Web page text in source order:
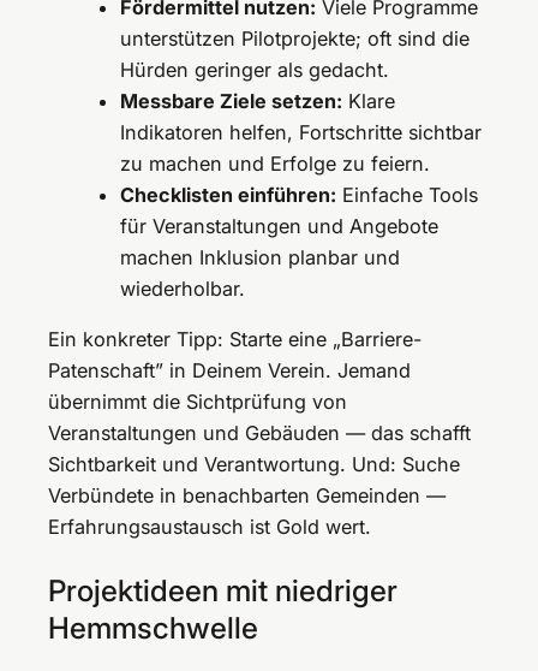
Fördermittel nutzen: Viele Programme
unterstützen Pilotprojekte; oft sind die
Hürden geringer als gedacht.
Messbare Ziele setzen: Klare
Indikatoren helfen, Fortschritte sichtbar
zu machen und Erfolge zu feiern.
Checklisten einführen: Einfache Tools
für Veranstaltungen und Angebote
machen Inklusion planbar und
wiederholbar.
Ein konkreter Tipp: Starte eine „Barriere-
Patenschaft” in Deinem Verein. Jemand
übernimmt die Sichtprüfung von
Veranstaltungen und Gebäuden — das schafft
Sichtbarkeit und Verantwortung. Und: Suche
Verbündete in benachbarten Gemeinden —
Erfahrungsaustausch ist Gold wert.
Projektideen mit niedriger
Hemmschwelle